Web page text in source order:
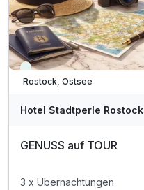
Suite/n
Viele Termine frei
Rostock, Ostsee
Hotel Stadtperle Rostock
GENUSS auf TOUR
3 x Übernachtungen